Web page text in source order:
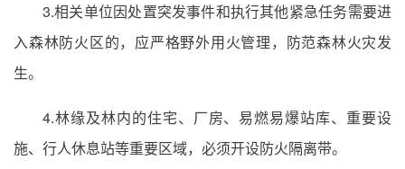
3.相关单位因处置突发事件和执行其他紧急任务需要进
入森林防火区的，应严格野外用火管理，防范森林火灾发
生。
4.林缘及林内的住宅、厂房、易燃易爆站库、重要设
施、行人休息站等重要区域，必须开设防火隔离带。